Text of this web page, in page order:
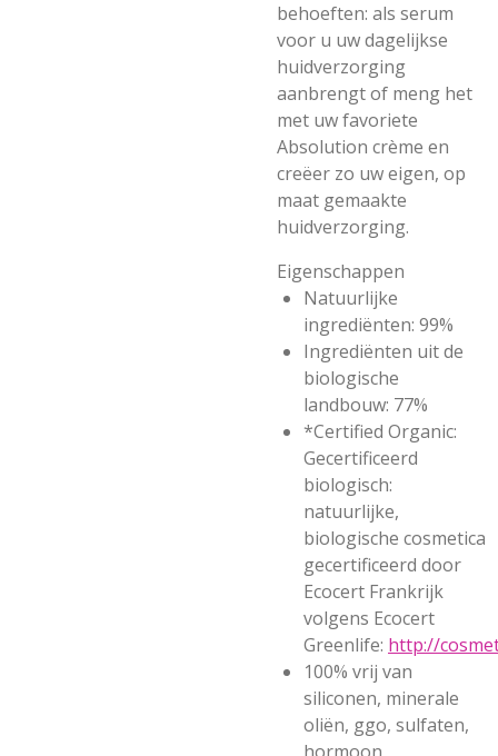
behoeften: als serum
voor u uw dagelijkse
huidverzorging
aanbrengt of meng het
met uw favoriete
Absolution crème en
creëer zo uw eigen, op
maat gemaakte
huidverzorging.
Eigenschappen
Natuurlijke
ingrediënten: 99%
Ingrediënten uit de
biologische
landbouw: 77%
*Certified Organic:
Gecertificeerd
biologisch:
natuurlijke,
biologische cosmetica
gecertificeerd door
Ecocert Frankrijk
volgens Ecocert
Greenlife: http://
100% vrij van
siliconen, minerale
oliën, ggo, sulfaten,